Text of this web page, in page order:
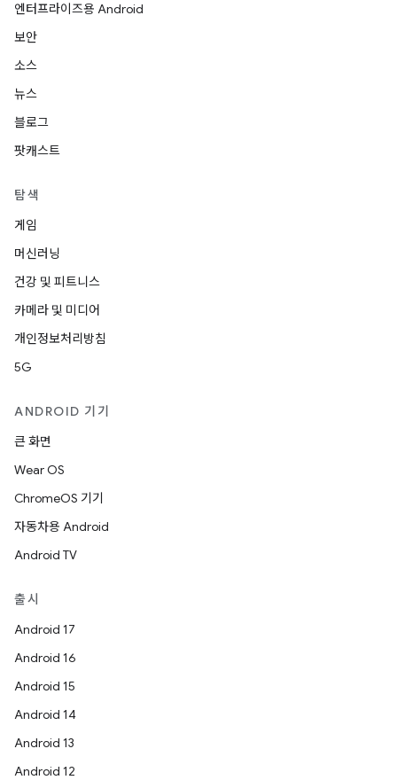
엔터프라이즈용 Android
보안
소스
뉴스
블로그
팟캐스트
탐색
게임
머신러닝
건강 및 피트니스
카메라 및 미디어
개인정보처리방침
5G
ANDROID 기기
큰 화면
Wear OS
ChromeOS 기기
자동차용 Android
Android TV
출시
Android 17
Android 16
Android 15
Android 14
Android 13
Android 12